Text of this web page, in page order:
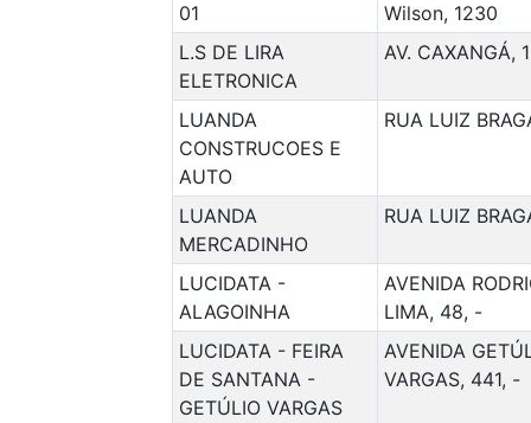
01
Wilson, 1230
L.S DE LIRA
ELETRONICA
AV. CAXANGÁ,
LUANDA
CONSTRUCOES E
AUTO
RUA LUIZ
LUANDA
MERCADINHO
RUA LUIZ
LUCIDATA -
ALAGOINHA
AVENIDA
LIMA, 48, -
LUCIDATA - FEIRA
DE SANTANA -
GETÚLIO VARGAS
AVENIDA
VARGAS, 441, -